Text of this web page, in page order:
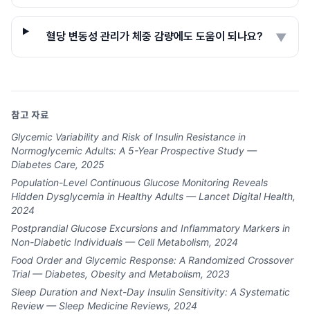
혈당 변동성 관리가 체중 감량에도 도움이 되나요? ▼
참고 자료
Glycemic Variability and Risk of Insulin Resistance in
Normoglycemic Adults: A 5-Year Prospective Study —
Diabetes Care, 2025
Population-Level Continuous Glucose Monitoring Reveals
Hidden Dysglycemia in Healthy Adults — Lancet Digital Health,
2024
Postprandial Glucose Excursions and Inflammatory Markers in
Non-Diabetic Individuals — Cell Metabolism, 2024
Food Order and Glycemic Response: A Randomized Crossover
Trial — Diabetes, Obesity and Metabolism, 2023
Sleep Duration and Next-Day Insulin Sensitivity: A Systematic
Review — Sleep Medicine Reviews, 2024